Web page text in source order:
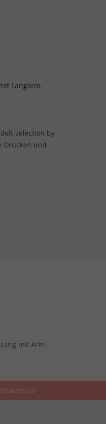
Langarm,
selection by
Drucken und
mit Arm